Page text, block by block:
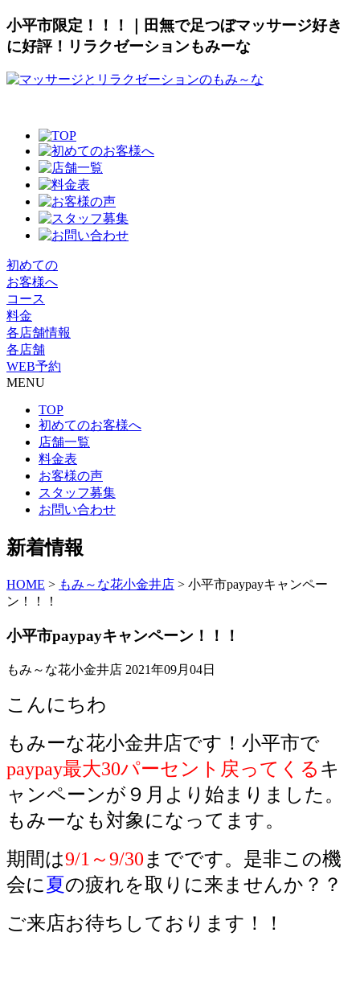
小平市限定！！！｜田無で足つぼマッサージ好き
に好評！リラクゼーションもみーな
初めての
お客様へ
コース
料金
各店舗情報
各店舗
WEB予約
MENU
TOP
初めてのお客様へ
店舗一覧
料金表
お客様の声
スタッフ募集
お問い合わせ
新着情報
HOME > もみ～な花小金井店 > 小平市paypayキャンペー
ン！！！
小平市paypayキャンペーン！！！
もみ～な花小金井店 2021年09月04日
こんにちわ
もみーな花小金井店です！小平市で
paypay最大30パーセント戻ってくる キ
ャンペーンが９月より始まりました。
もみーなも対象になってます。
期間は9/1～9/30 までです。是非この機
会に夏の疲れを取りに来ませんか？？
ご来店お待ちしております！！